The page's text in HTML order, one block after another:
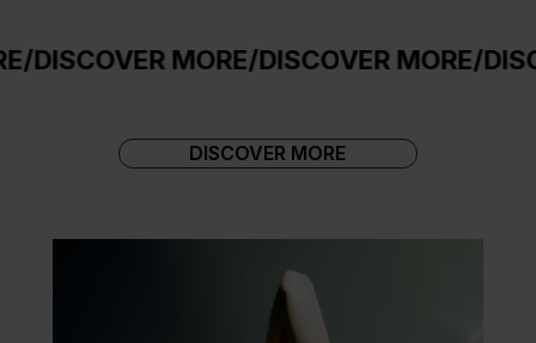
MORE/DISCOVER MORE/DISCOVER
DISCOVER MORE